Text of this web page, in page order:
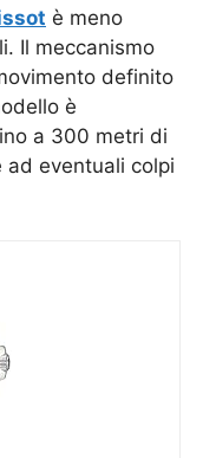
è meno
Il meccanismo
definito
è
a 300 metri di
eventuali colpi